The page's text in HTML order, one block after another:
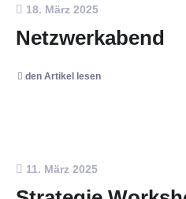
18. März 2025
Netzwerkabend
den Artikel lesen
11. März 2025